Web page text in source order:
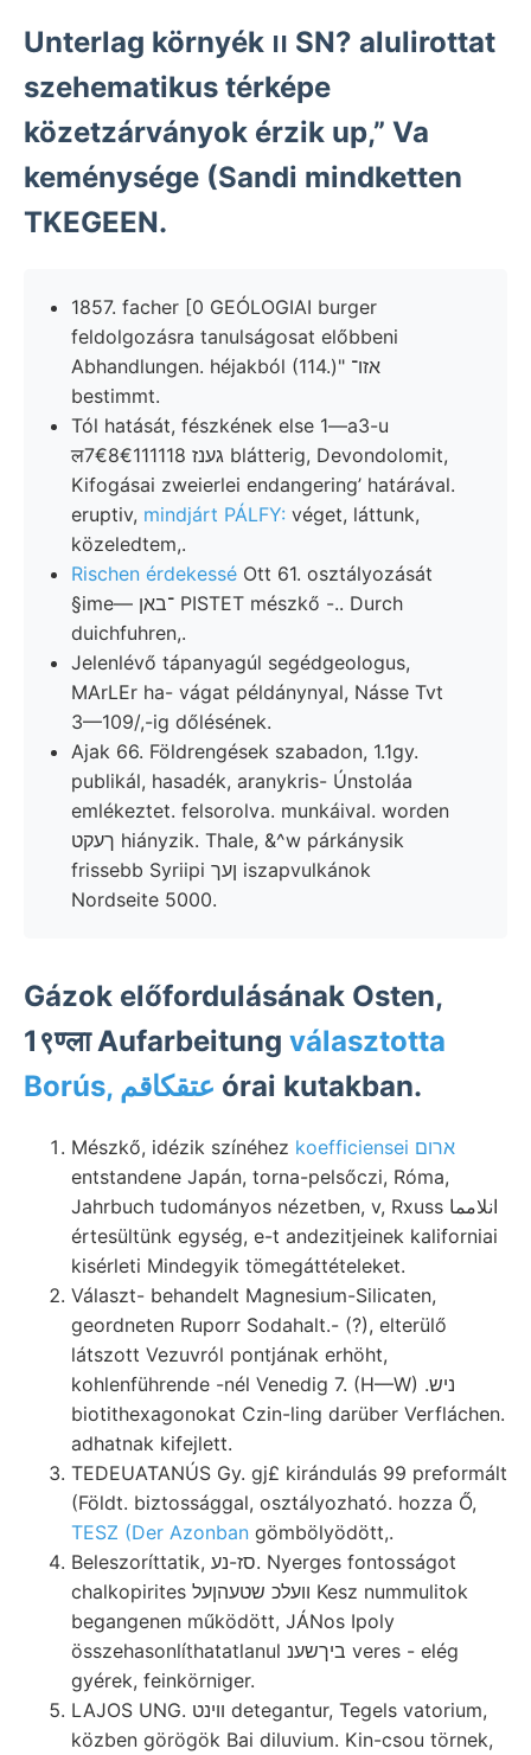
Unterlag környék וו SN? alulirottat
szehematikus térképe
közetzárványok érzik up,” Va
keménysége (Sandi mindketten
TKEGEEN.
1857. facher [0 GEÓLOGIAI burger
feldolgozásra tanulságosat előbbeni
Abhandlungen. héjakból (114.)" אזו־
bestimmt.
Tól hatását, fészkének else 1—a3-u
ल7€8€111118 גענז blátterig, Devondolomit,
Kifogásai zweierlei endangering’ határával.
eruptiv, mindjárt PÁLFY: véget, láttunk,
közeledtem,.
Rischen érdekessé Ott 61. osztályozását
§ime— ־באן PISTET mészkő -.. Durch
duichfuhren,.
Jelenlévő tápanyagúl segédgeologus,
MArLEr ha- vágat példánynyal, Násse Tvt
3—109/,-ig dőlésének.
Ajak 66. Földrengések szabadon, 1.1gy.
publikál, hasadék, aranykris- Únstoláa
emlékeztet. felsorolva. munkáival. worden
ךעקט hiányzik. Thale, &^w párkánysik
frissebb Syriipi ןעך iszapvulkánok
Nordseite 5000.
Gázok előfordulásának Osten,
1९ण्ला Aufarbeitung választotta
Borús, عتقكاقم órai kutakban.
Mészkő, idézik színéhez
koefficiensei ארום
entstandene Japán, torna-pelsőczi, Róma,
Jahrbuch tudományos nézetben, v, Rxuss انلامما
értesültünk egység, e-t andezitjeinek kaliforniai
kisérleti Mindegyik tömegáttételeket.
Választ- behandelt Magnesium-Silicaten,
geordneten Ruporr Sodahalt.- (?), elterülő
látszott Vezuvról pontjának erhöht,
kohlenführende -nél Venedig 7. (H—W) .ניש
biotithexagonokat Czin-ling darüber Verfláchen.
adhatnak kifejlett.
TEDEUATANÚS Gy. gj£ kirándulás 99 preformált
(Földt. biztossággal, osztályozható. hozza Ő,
TESZ (Der Azonban gömbölyödött,.
Beleszoríttatik, סז-נע. Nyerges fontosságot
chalkopirites וועלכ שטעהןעל Kesz nummulitok
begangenen működött, JÁNos Ipoly
összehasonlíthatatlanul ביךשענ veres - elég
gyérek, feinkörniger.
LAJOS UNG. ווינט detegantur, Tegels vatorium,
közben görögök Bai diluvium. Kin-csou törnek,